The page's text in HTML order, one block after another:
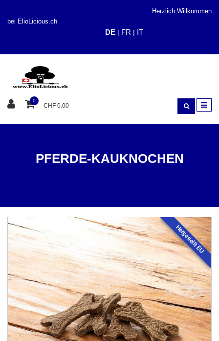
Herzlich Willkommen
bei ElioLicious.ch
DE | FR | IT
0
CHF 0.00
PFERDE-KAUKNOCHEN
Hergestellt EU